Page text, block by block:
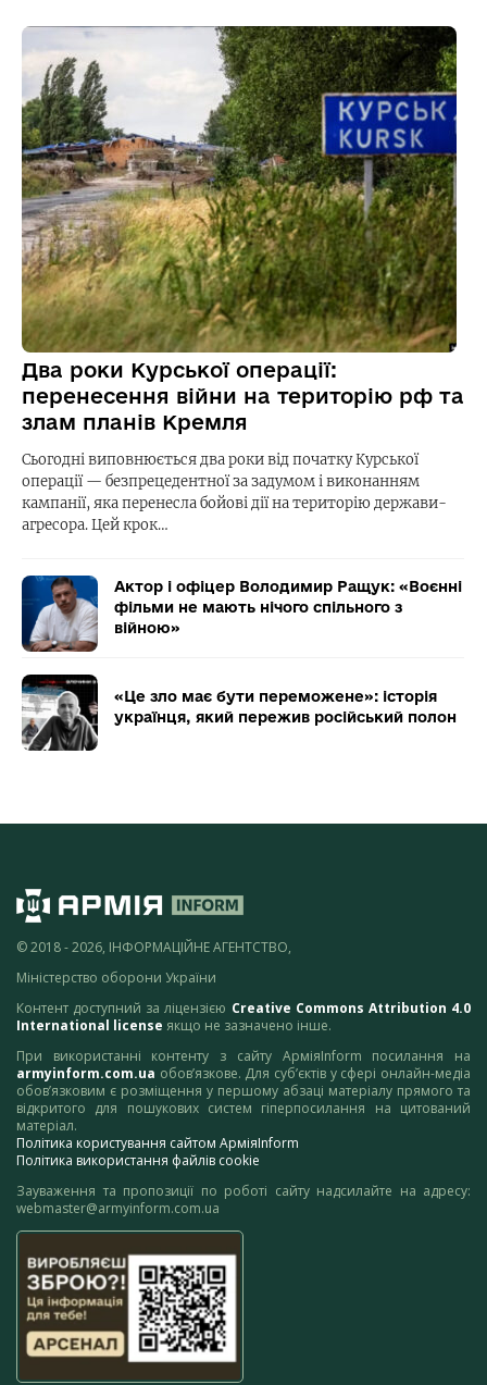
Два роки Курської операції:
перенесення війни на територію рф та
злам планів Кремля
Сьогодні виповнюється два роки від початку Курської
операції — безпрецедентної за задумом і виконанням
кампанії, яка перенесла бойові дії на територію держави-
агресора. Цей крок…
Актор і офіцер Володимир Ращук: «Воєнні
фільми не мають нічого спільного з
війною»
«Це зло має бути переможене»: історія
українця, який пережив російський полон
© 2018 - 2026, ІНФОРМАЦІЙНЕ АГЕНТСТВО,
Міністерство оборони України
Контент доступний за ліцензією Creative Commons Attribution 4.0
International license якщо не зазначено інше.
При використанні контенту з сайту АрміяInform посилання на
armyinform.com.ua обов’язкове. Для суб’єктів у сфері онлайн-медіа
обов’язковим є розміщення у першому абзаці матеріалу прямого та
відкритого для пошукових систем гіперпосилання на цитований
матеріал.
Політика користування сайтом АрміяInform
Політика використання файлів cookie
Зауваження та пропозиції по роботі сайту надсилайте на адресу:
webmaster@armyinform.com.ua